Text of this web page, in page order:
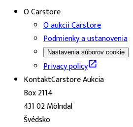
O Carstore
O aukcii Carstore
Podmienky a ustanovenia
Nastavenia súborov cookie
Privacy policy
KontaktCarstore Aukcia
Box 2114
431 02 Mölndal
Švédsko